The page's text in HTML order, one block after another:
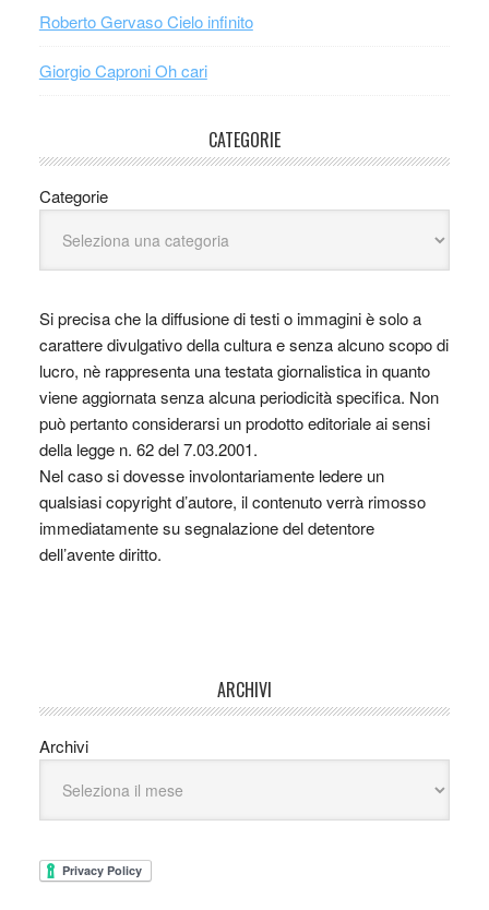
Roberto Gervaso Cielo infinito
Giorgio Caproni Oh cari
CATEGORIE
Categorie
Si precisa che la diffusione di testi o immagini è solo a
carattere divulgativo della cultura e senza alcuno scopo di
lucro, nè rappresenta una testata giornalistica in quanto
viene aggiornata senza alcuna periodicità specifica. Non
può pertanto considerarsi un prodotto editoriale ai sensi
della legge n. 62 del 7.03.2001.
Nel caso si dovesse involontariamente ledere un
qualsiasi copyright d’autore, il contenuto verrà rimosso
immediatamente su segnalazione del detentore
dell’avente diritto.
ARCHIVI
Archivi